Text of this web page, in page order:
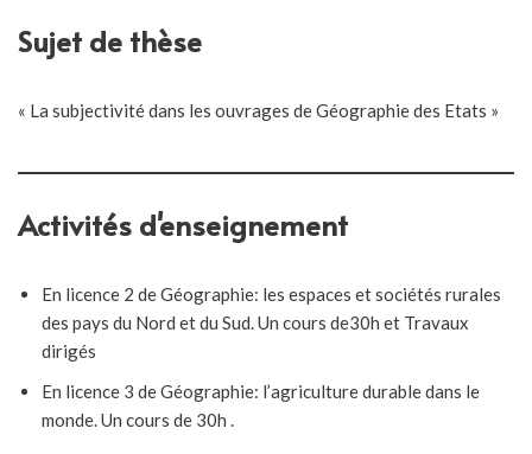
Sujet de thèse
« La subjectivité dans les ouvrages de Géographie des Etats »
Activités d'enseignement
En licence 2 de Géographie: les espaces et sociétés rurales
des pays du Nord et du Sud. Un cours de30h et Travaux
dirigés
En licence 3 de Géographie: l’agriculture durable dans le
monde. Un cours de 30h .